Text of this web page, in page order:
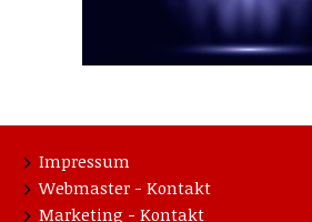
Impressum
Webmaster - Kontakt
Marketing - Kontakt